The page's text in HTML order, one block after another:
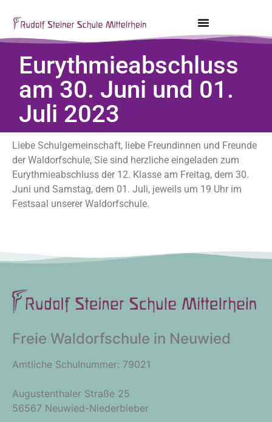
Eurythmieabschluss
am 30. Juni und 01.
Juli 2023
Liebe Schulgemeinschaft, liebe Freundinnen und Freunde
der Waldorfschule, Sie sind herzliche eingeladen zum
Eurythmieabschluss der 12. Klasse am Freitag, dem 30.
Juni und Samstag, dem 01. Juli, jeweils um 19 Uhr im
Festsaal unserer Waldorfschule.
Freie Waldorfschule in Neuwied
Amtliche Schulnummer: 79021
Augustenthaler Straße 25
56567 Neuwied-Niederbieber